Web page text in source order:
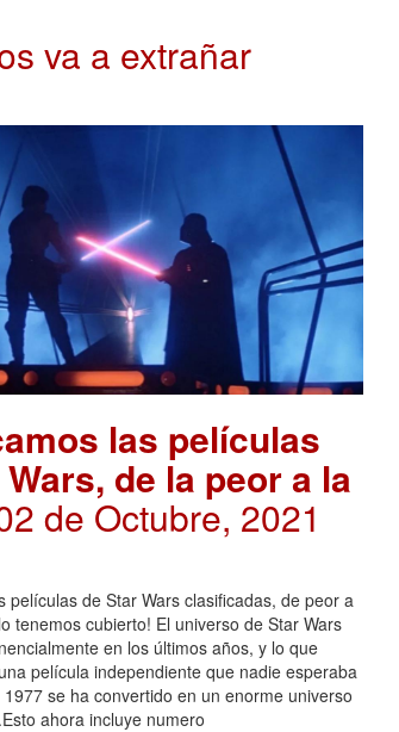
va a extrañar
las películas
de la peor a la
de Octubre, 2021
películas de Star Wars clasificadas, de peor a
tenemos cubierto! El universo de Star Wars
en los últimos años, y lo que
película independiente que nadie esperaba
se ha convertido en un enorme universo
ahora incluye numero